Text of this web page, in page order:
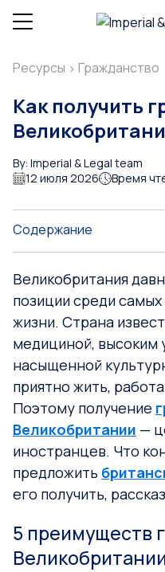
Ресурсы > Гражданство
Как получить
By: Imperial & Legal team
12 июля 2026
Время
Содержание
Великобритания
позиции среди
жизни. Страна
медициной, высоким
насыщенной
приятно жить,
Поэтому получение
Великобритании —
иностранцев. Что
предложить
его получить,
5 преимуществ